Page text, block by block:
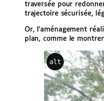
traversée pour
trajectoire sécurisée,
Or, l’aménagement
plan, comme le
alt